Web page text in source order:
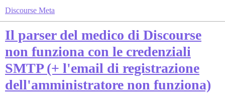
Discourse Meta
Il parser del medico di Discourse
non funziona con le credenziali
SMTP (+ l'email di registrazione
dell'amministratore non funziona)